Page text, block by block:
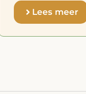
plaats!
Lees meer